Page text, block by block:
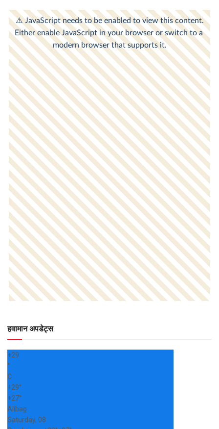
हवामान अपडेट्स
+29
°
C
+29°
+27°
Alibag
Saturday, 08